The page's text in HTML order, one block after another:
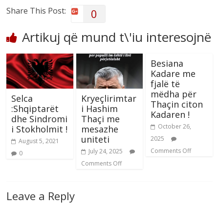
Share This Post: 0
Artikuj që mund t\'iu interesojnë
Selca
:Shqiptarët
dhe Sindromi
i Stokholmit !
August 5, 2021
0
Kryeçlirimtar
i Hashim
Thaçi me
mesazhe
uniteti
July 24, 2025
Comments Off
Besiana
Kadare me
fjalë të
mëdha për
Thaçin citon
Kadaren !
October 26,
2025
Comments Off
Leave a Reply